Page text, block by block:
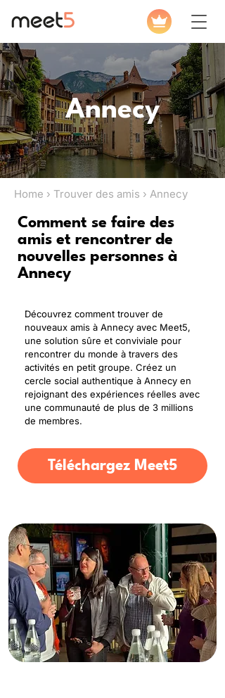
Annecy
Home › Trouver des amis › Annecy
Comment se faire des
amis et rencontrer de
nouvelles personnes à
Annecy
Découvrez comment trouver de
nouveaux amis à Annecy avec Meet5,
une solution sûre et conviviale pour
rencontrer du monde à travers des
activités en petit groupe. Créez un
cercle social authentique à Annecy en
rejoignant des expériences réelles avec
une communauté de plus de 3 millions
de membres.
Téléchargez Meet5